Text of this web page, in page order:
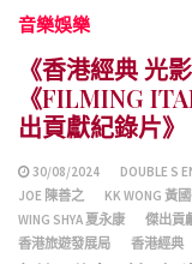
音樂娛樂
《香港經典 光
《FILMING
出貢獻紀錄片
30/08/2024 DOUBLE S
JOE 陳善之
KK WONG 黃
WING SHYA 夏永康
傑出貢
香港旅遊發展局
香港經典